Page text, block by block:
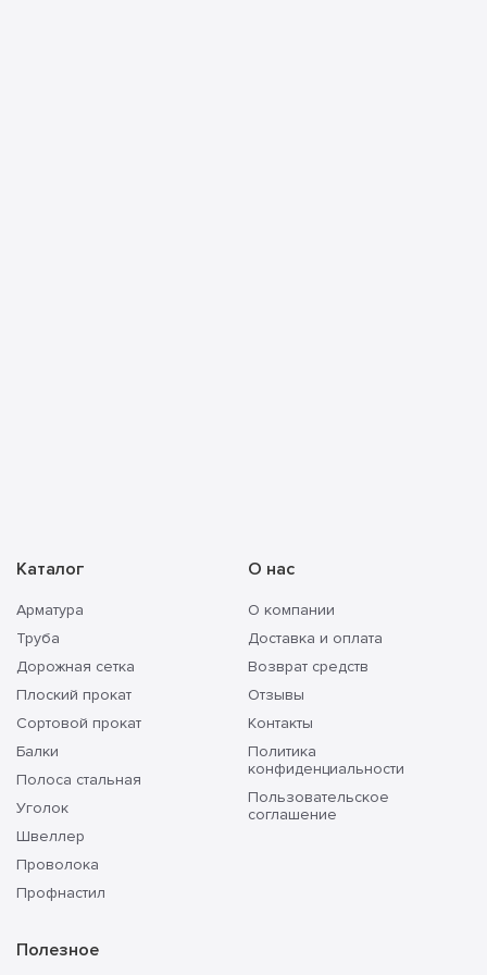
Каталог
Арматура
Труба
Дорожная сетка
Плоский прокат
Сортовой прокат
Балки
Полоса стальная
Уголок
Швеллер
Проволока
Профнастил
О нас
О компании
Доставка и оплата
Возврат средств
Отзывы
Контакты
Политика
конфиденциальности
Пользовательское
соглашение
Полезное